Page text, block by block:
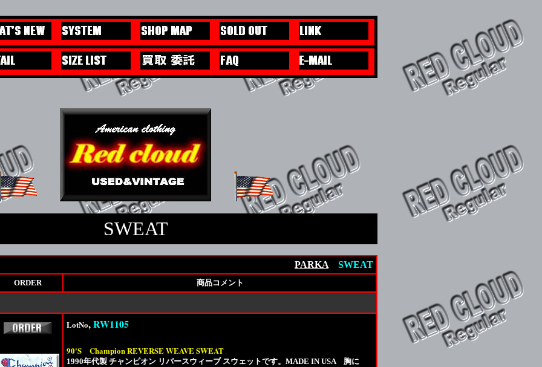
SWEAT
PARKA SWEAT
ORDER 商品コメント
LotNo,RW1105
90'S Champion REVERSE WEAVE SWEAT
1990年代製 チャンピオン リバースウィーブ スウェットです。MADE IN USA 胸に